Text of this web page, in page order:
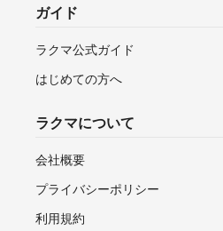
ガイド
ラクマ公式ガイド
はじめての方へ
ラクマについて
会社概要
プライバシーポリシー
利用規約